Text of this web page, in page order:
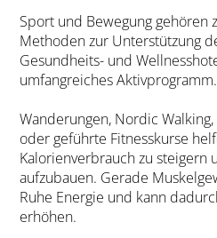
Sport und Bewegung gehören
Methoden zur Unterstützung
Gesundheits- und
umfangreiches Aktivprogramm.
Wanderungen, Nordic
oder geführte Fitnesskurse
Kalorienverbrauch zu steigern
aufzubauen. Gerade
Ruhe Energie und kann
erhöhen.